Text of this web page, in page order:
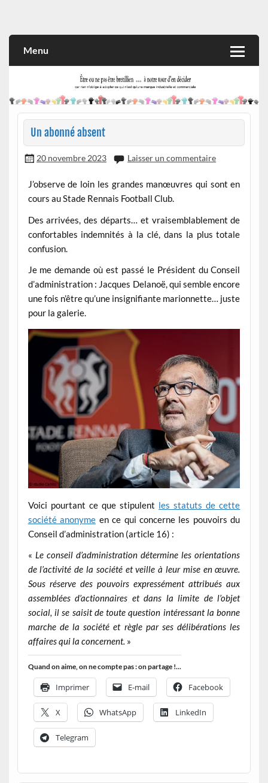
et commerciale
Menu
Un abonné absent
20 novembre 2023 Laisser un commentaire
J’observe de loin les grandes manœuvres qui sont en
cours au Stade Rennais Football Club.
Des arrivées, des départs… et vraisemblablement de
confortables indemnités à la clé, dans la plus totale
confusion.
Je me demande où est passé le Président du Conseil
d’administration : Jacques Delanoë, qui semble encore
une fois n’être qu’une insignifiante marionnette… juste
pour la galerie.
Voici pourtant ce que stipulent les statuts de cette
société anonyme en ce qui concerne les pouvoirs du
Conseil d’administration (article 16) :
« Le conseil d’administration détermine les orientations
de l’activité de la société et veille à leur mise en œuvre.
Sous réserve des pouvoirs expressément attribués aux
assemblées d’actionnaires et dans la limite de l’objet
social, il se saisit de toute question intéressant la bonne
marche de la société et règle par ses délibérations les
affaires qui la concernent. »
Quand on aime, on ne compte pas : on partage !...
Imprimer E-mail Facebook
X WhatsApp LinkedIn
Telegram